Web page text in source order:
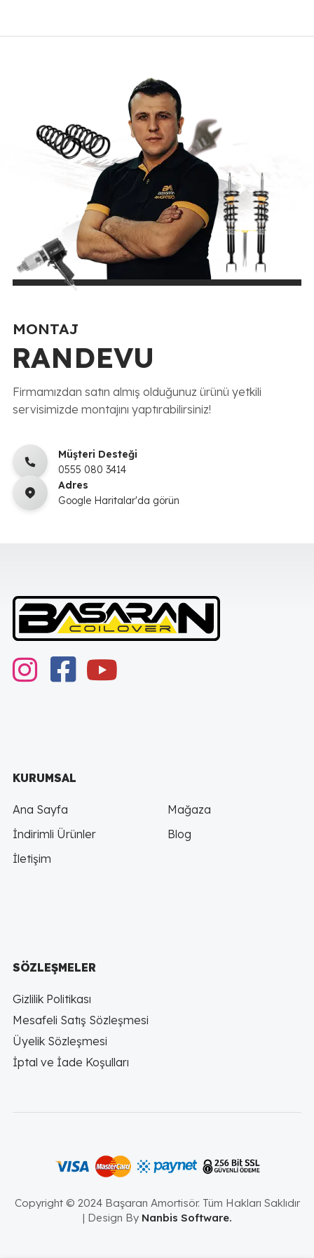
MONTAJ
RANDEVU
Firmamızdan satın almış olduğunuz ürünü yetkili
servisimizde montajını yaptırabilirsiniz!
Müşteri Desteği
0555 080 3414
Adres
Google Haritalar'da görün
instagramFacebookyoutube
KURUMSAL
Ana Sayfa
Mağaza
İndirimli Ürünler
Blog
İletişim
SÖZLEŞMELER
Gizlilik Politikası
Mesafeli Satış Sözleşmesi
Üyelik Sözleşmesi
İptal ve İade Koşulları
Copyright © 2024 Başaran Amortisör. Tüm Hakları Saklıdır
| Design By Nanbis Software.